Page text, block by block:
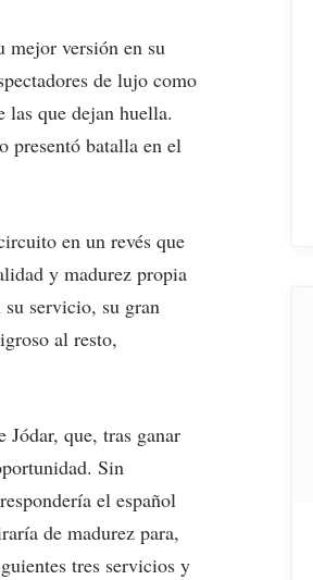
mejor versión en su
de lujo como
que dejan huella.
presentó batalla en el
en un revés que
y madurez propia
su servicio, su gran
al resto,
Jódar, que, tras ganar
Sin
el español
de madurez para,
tres servicios y